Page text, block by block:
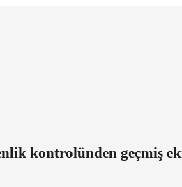
kontrolünden geçmiş